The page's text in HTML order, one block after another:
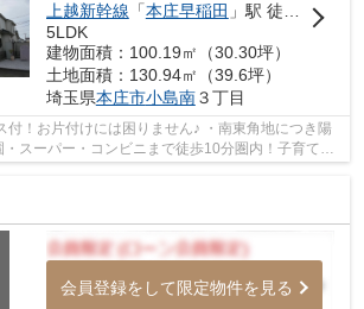
上越新幹線 「本庄早稲田 」駅 徒歩44分
5LDK
建物面積：100.19㎡（30.30坪）
土地面積：130.94㎡（39.6坪）
埼玉県本庄市小島南３丁目
付！お片付けには困りません♪ ・南東角地につき陽
・スーパー・コンビニまで徒歩10分圏内！子育てに
会員登録をして限定物件を見る